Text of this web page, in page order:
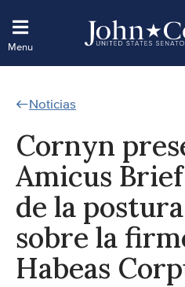
Noticias
Cornyn
Amicus
de la
sobre la
Habeas